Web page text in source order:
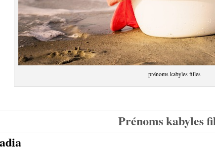
prénoms kabyles filles
Prénoms kabyles